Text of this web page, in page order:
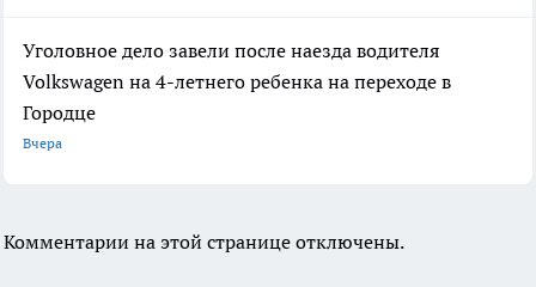
Уголовное дело завели после наезда водителя
Volkswagen на 4-летнего ребенка на переходе в
Городце
Вчера
Комментарии на этой странице отключены.